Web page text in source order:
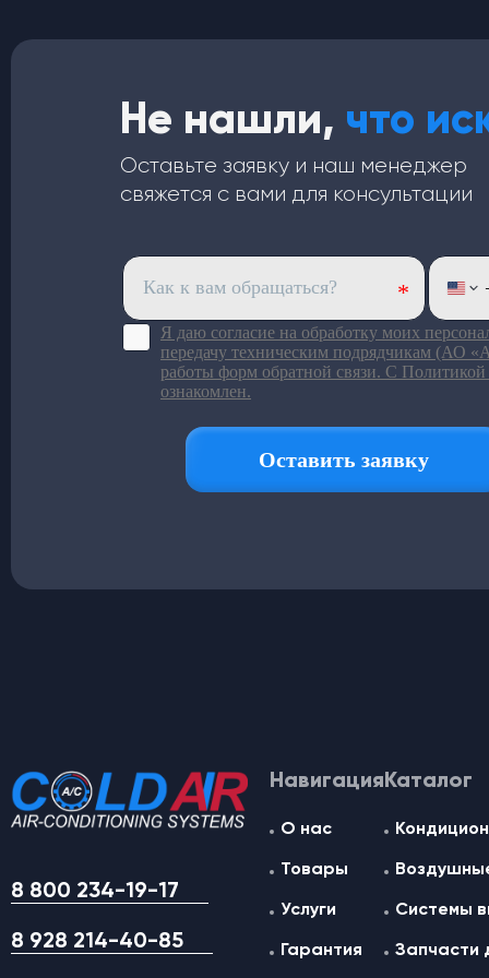
Не нашли, что
Оставьте заявку и наш менеджер
свяжется с вами для консультации
8 800 234-19-17
8 928 214-40-85
Навигация
О нас
Товары
Услуги
Гарантия
Каталог
Системы
Запчасти